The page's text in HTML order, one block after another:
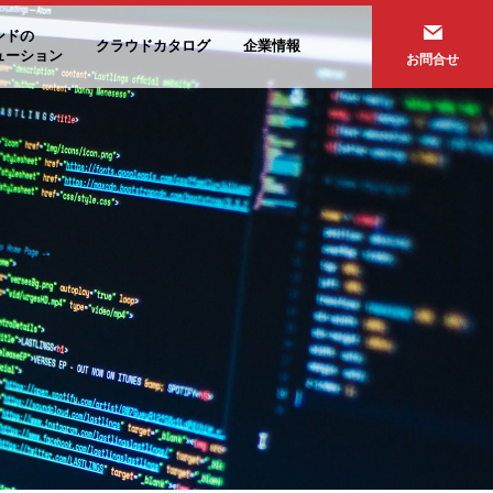
ドの
ーション
クラウドカタログ 企業情報
お問合せ